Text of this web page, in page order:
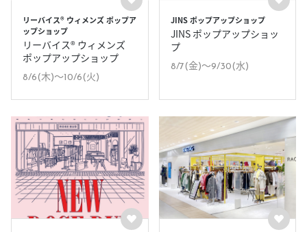
リーバイス® ウィメンズ ポップア
ップショップ
リーバイス® ウィメンズ
ポップアップショップ
8/6(木)〜10/6(火)
JINS ポップアップショップ
JINS ポップアップショッ
プ
8/7(金)〜9/30(水)